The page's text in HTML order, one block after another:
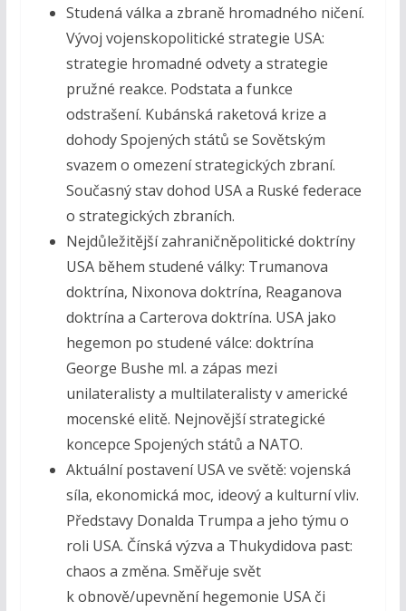
Studená válka a zbraně hromadného ničení.
Vývoj vojenskopolitické strategie USA:
strategie hromadné odvety a strategie
pružné reakce. Podstata a funkce
odstrašení. Kubánská raketová krize a
dohody Spojených států se Sovětským
svazem o omezení strategických zbraní.
Současný stav dohod USA a Ruské federace
o strategických zbraních.
Nejdůležitější zahraničněpolitické doktríny
USA během studené války: Trumanova
doktrína, Nixonova doktrína, Reaganova
doktrína a Carterova doktrína. USA jako
hegemon po studené válce: doktrína
George Bushe ml. a zápas mezi
unilateralisty a multilateralisty v americké
mocenské elitě. Nejnovější strategické
koncepce Spojených států a NATO.
Aktuální postavení USA ve světě: vojenská
síla, ekonomická moc, ideový a kulturní vliv.
Představy Donalda Trumpa a jeho týmu o
roli USA. Čínská výzva a Thukydidova past:
chaos a změna. Směřuje svět
k obnově/upevnění hegemonie USA či